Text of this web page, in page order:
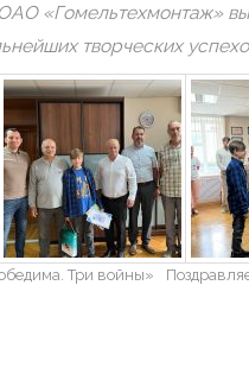
«Гомельтехмонтаж»
творческих
Три войны»